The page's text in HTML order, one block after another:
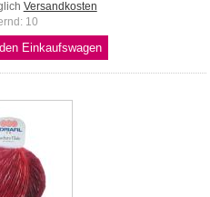
Versandkosten
10